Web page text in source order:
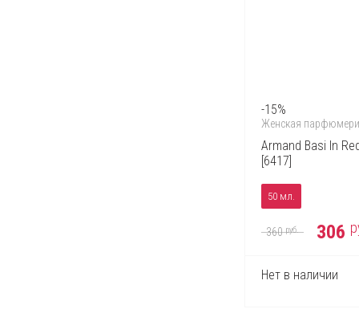
-15%
Женская
Armand Basi In
[6417]
50 мл.
360руб. 306
Нет в наличии